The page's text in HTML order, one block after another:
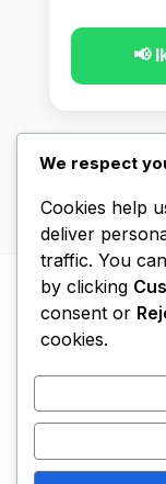
📢
Beranda
We respect
Cookies help
deliver
traffic. You
by clicking
consent or
cookies.